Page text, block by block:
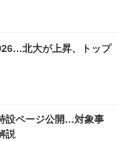
北大が上昇、トップ
設ページ公開…対象事
説